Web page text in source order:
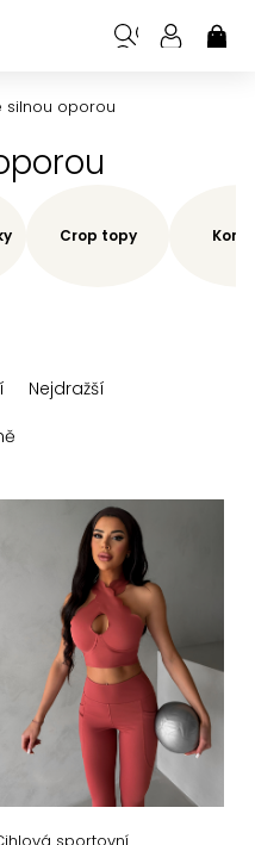
silnou oporou
Crop topy
Nejdražší